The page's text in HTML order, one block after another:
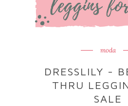
moda
DRESSLILY -
THRU
SALE